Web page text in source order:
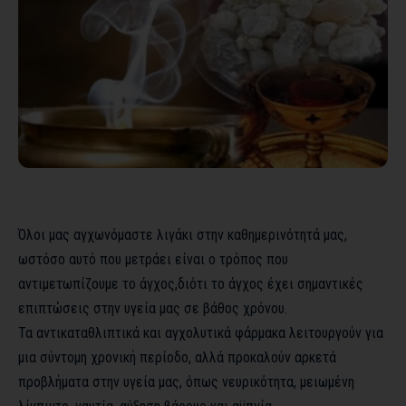
Όλοι μας αγχωνόμαστε λιγάκι στην καθημερινότητά μας,
ωστόσο αυτό που μετράει είναι ο τρόπος που
αντιμετωπίζουμε το άγχος,διότι το άγχος έχει σημαντικές
επιπτώσεις στην υγεία μας σε βάθος χρόνου.
Τα αντικαταθλιπτικά και αγχολυτικά φάρμακα λειτουργούν για
μια σύντομη χρονική περίοδο, αλλά προκαλούν αρκετά
προβλήματα στην υγεία μας, όπως νευρικότητα, μειωμένη